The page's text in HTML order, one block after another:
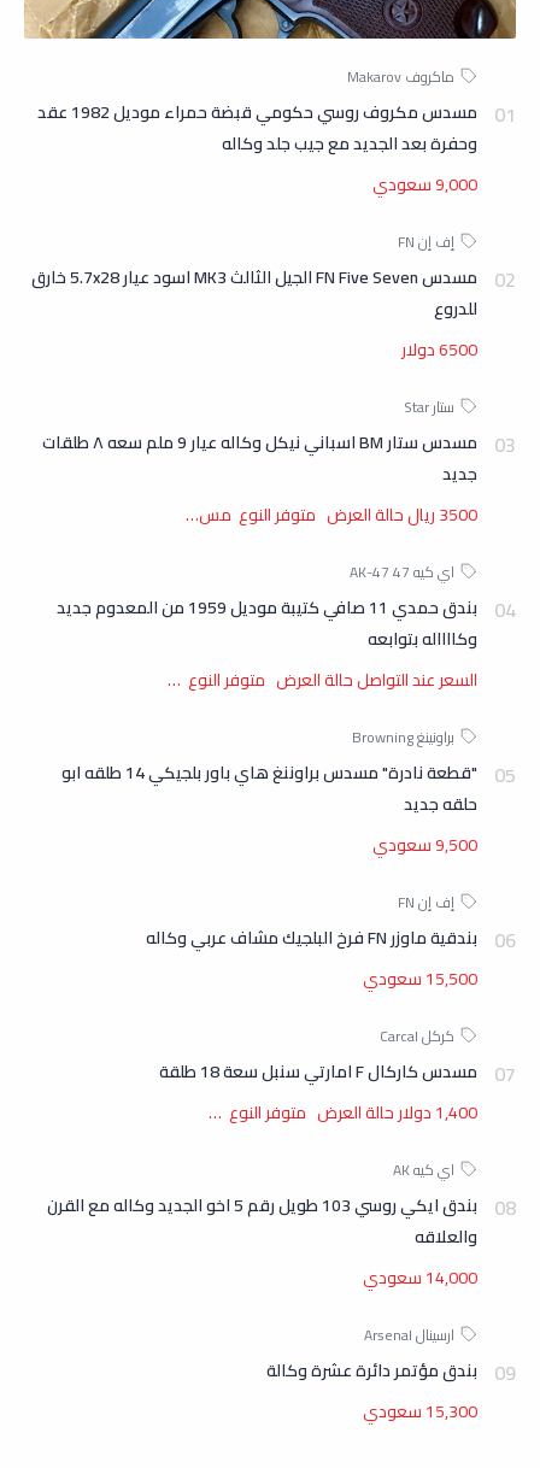
مسدس مكروف روسي حكومي قبضة حمراء موديل 1982 عقد
وحفرة بعد الجديد مع جيب جلد وكاله
9,000 سعودي
مسدس FN Five Seven الجيل الثالث MK3 اسود عيار 5.7x28 خارق
للدروع
6500 دولار
مسدس ستار BM اسباني نيكل وكاله عيار 9 ملم سعه ٨ طلقات
جديد
3500 ريال حالة العرض متوفر النوع مس…
بندق حمدي 11 صافي كتيبة موديل 1959 من المعدوم جديد
وكااااله بتوابعه
السعر عند التواصل حالة العرض متوفر النوع …
"قطعة نادرة" مسدس براوننغ هاي باور بلجيكي 14 طلقه ابو
حلقه جديد
9,500 سعودي
بندقية ماوزر FN فرخ البلجيك مشاف عربي وكاله
15,500 سعودي
مسدس كاركال F امارتي سنبل سعة 18 طلقة
1,400 دولار حالة العرض متوفر النوع …
بندق ايكي روسي 103 طويل رقم 5 اخو الجديد وكاله مع القرن
والعلاقه
14,000 سعودي
بندق مؤتمر دائرة عشرة وكالة
15,300 سعودي